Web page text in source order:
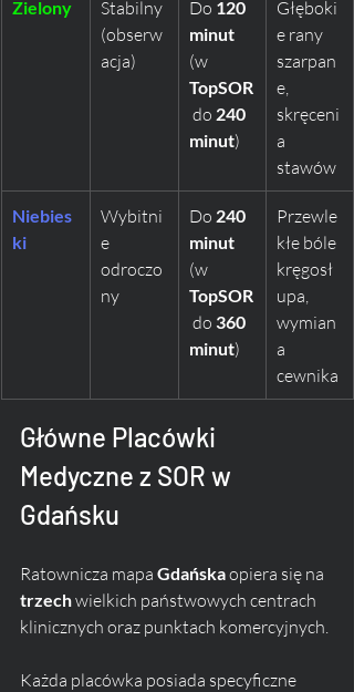
Zielony
Stabilny
(obserw
acja)
Do 120
minut
(w
TopSOR
do 240
minut)
Głęboki
e rany
szarpan
e,
skręceni
a
stawów
Niebies
ki
Wybitni
e
odroczo
ny
Do 240
minut
(w
TopSOR
do 360
minut)
Przewle
kłe bóle
kręgosł
upa,
wymian
a
cewnika
Główne Placówki
Medyczne z SOR w
Gdańsku
Ratownicza mapa Gdańska opiera się na
trzech wielkich państwowych centrach
klinicznych oraz punktach komercyjnych.
Każda placówka posiada specyficzne